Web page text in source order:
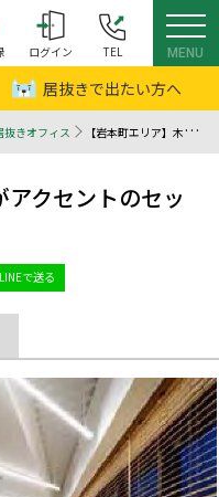
ログイン TEL MENU
居抜きで出たい方へ
抜きオフィス 【岩本町エリア】木目調がアクセントのセットアップオフィス - 居抜きオフィスはINUKIT！（イヌキット）
アクセントのセッ
Line